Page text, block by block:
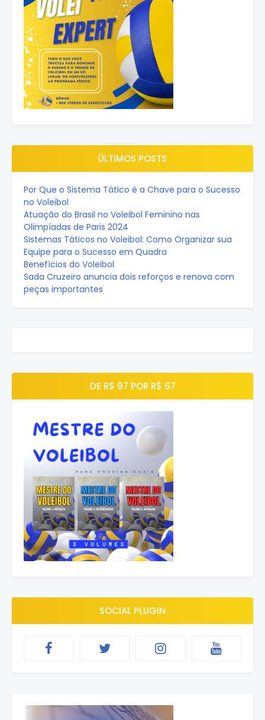
ÚLTIMOS POSTS
Por Que o Sistema Tático é a Chave para o Sucesso
no Voleibol
Atuação do Brasil no Voleibol Feminino nas
Olimpíadas de Paris 2024
Sistemas Táticos no Voleibol: Como Organizar sua
Equipe para o Sucesso em Quadra
Benefícios do Voleibol
Sada Cruzeiro anuncia dois reforços e renova com
peças importantes
DE R$ 97 POR R$ 67
SOCIAL PLUGIN